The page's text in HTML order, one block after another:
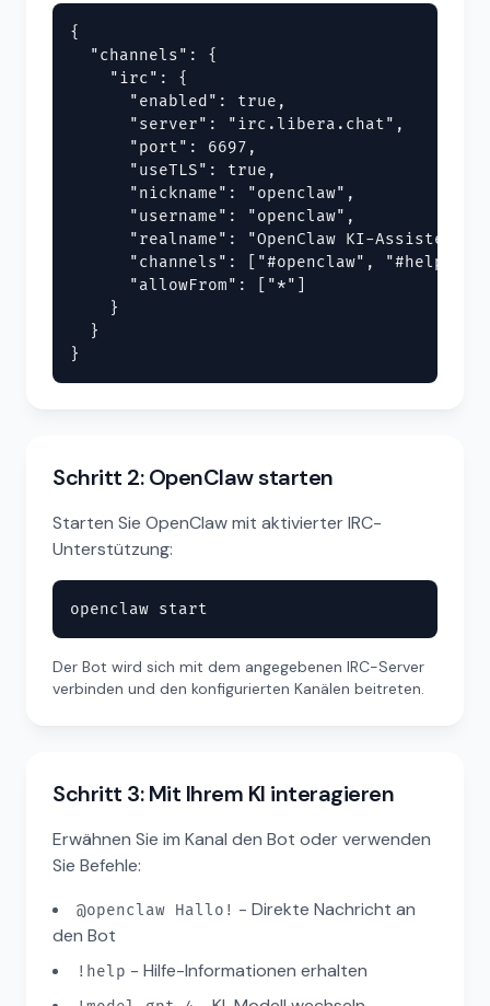
{
  "channels": {
    "irc": {
      "enabled": true,
      "server": "irc.libera.chat",
      "port": 6697,
      "useTLS": true,
      "nickname": "openclaw",
      "username": "openclaw",
      "realname": "OpenClaw KI-Assistent",
      "channels": ["#openclaw", "#help"],
      "allowFrom": ["*"]
    }
  }
}
Schritt 2: OpenClaw starten
Starten Sie OpenClaw mit aktivierter IRC-
Unterstützung:
openclaw start
Der Bot wird sich mit dem angegebenen IRC-Server
verbinden und den konfigurierten Kanälen beitreten.
Schritt 3: Mit Ihrem KI interagieren
Erwähnen Sie im Kanal den Bot oder verwenden
Sie Befehle:
@openclaw Hallo! - Direkte Nachricht an
den Bot
!help - Hilfe-Informationen erhalten